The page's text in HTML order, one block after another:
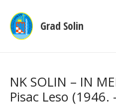
Grad Solin
NK SOLIN – IN
Pisac Leso (1946.